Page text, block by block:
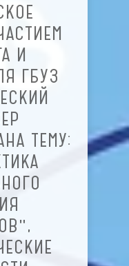
И
ГБУЗ
ТЕМУ: